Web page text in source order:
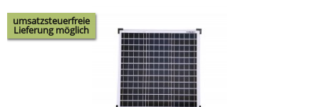
umsatzsteuerfreie
Lieferung möglich